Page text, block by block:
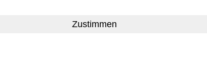
in unserer EDV Anlage gespeichert. Diese